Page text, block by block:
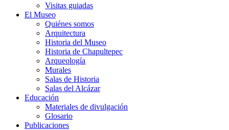
Visitas guiadas
El Museo
Quiénes somos
Arquitectura
Historia del Museo
Historia de Chapultepec
Arqueología
Murales
Salas de Historia
Salas del Alcázar
Educación
Materiales de divulgación
Glosario
Publicaciones